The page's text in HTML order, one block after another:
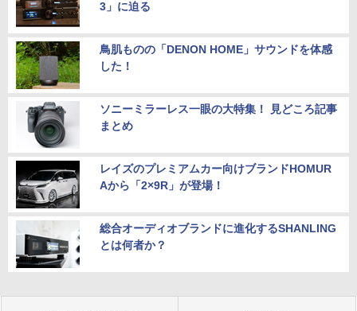
3」に迫る
鳥肌ものの「DENON HOME」サウンドを体感
した！
ソニーミラーレス一眼の大特集！ 見どころ記事
まとめ
レイズのプレミアムカー向けブランドHOMUR
Aから「2×9R」が登場！
総合オーディオブランドに進化するSHANLING
とは何者か？